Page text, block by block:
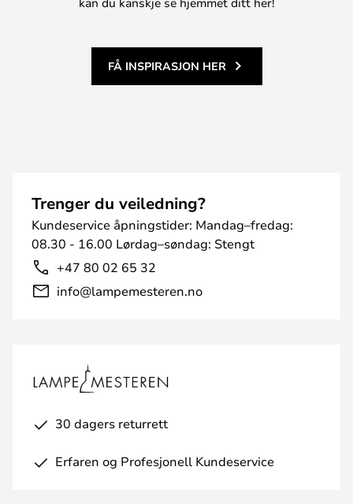
FÅ INSPIRASJON HER
Trenger du veiledning?
Kundeservice åpningstider: Mandag–fredag:
08.30 - 16.00 Lørdag–søndag: Stengt
+47 80 02 65 32
info@lampemesteren.no
30 dagers returrett
Erfaren og Profesjonell Kundeservice